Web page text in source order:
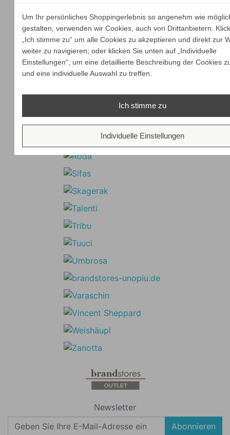
Newsletter
Abonnieren
Um Ihr persönliches Shoppingerlebnis so angenehm wie
gestalten, verwenden wir Cookies, auch von Drittanbietern.
„Ich stimme zu“ um alle Cookies zu akzeptieren und direkt zur
weiter zu navigieren; oder klicken Sie unten auf „Individuelle
Einstellungen“, um eine detaillierte Beschreibung der Cookies
und eine individuelle Auswahl zu treffen.
Ich stimme zu
Individuelle Einstellungen